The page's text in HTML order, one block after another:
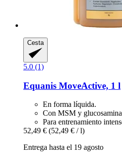
Cesta
5.0 (1)
Equanis MoveActive, 1 l
En forma líquida.
Con MSM y
Para entrenamiento
52,49 € (52,49 € / l)
Entrega hasta el 19 agosto